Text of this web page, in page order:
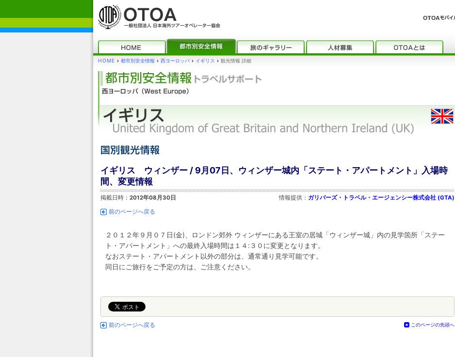
HOME › 都市別安全情報 › 西ヨーロッパ › イギリス › 観光情報 詳細
イギリス ウィンザー / 9月07日、ウィンザー城内「ステート・アパートメント」入場時
間、変更情報
掲載日時： 2012年08月30日 情報提供： ガリバーズ・トラベル・エージェンシー株式会社 (GTA)
前のページへ戻る
２０１２年９月０７日(金)、ロンドン郊外 ウィンザーにある王室の居城「ウィンザー城」内の見学箇所「ステー
ト・アパートメント」への最終入場時間は１４:３０に変更となります。
なおステート・アパートメント以外の部分は、通常通り見学可能です。
同日にご旅行をご予定の方は、ご注意ください。
前のページへ戻る このページの先頭へ